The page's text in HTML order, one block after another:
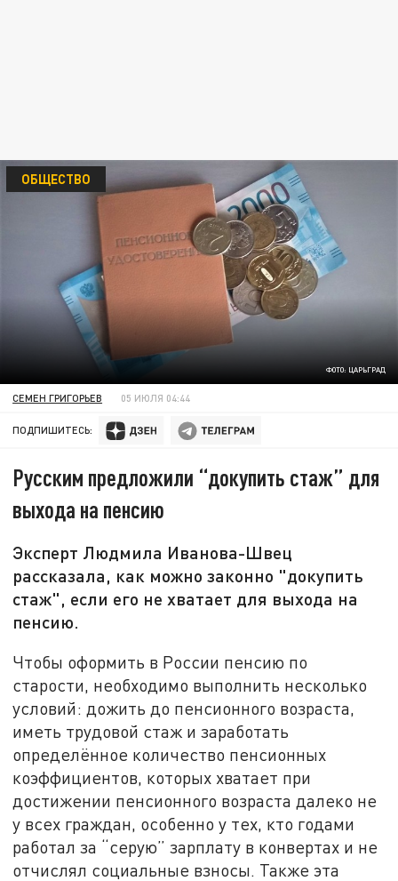
ФОТО: ЦАРЬГРАД
ОБЩЕСТВО
СЕМЕН ГРИГОРЬЕВ 05 ИЮЛЯ 04:44
ПОДПИШИТЕСЬ:
Русским предложили “докупить стаж” для
выхода на пенсию
Эксперт Людмила Иванова-Швец
рассказала, как можно законно "докупить
стаж", если его не хватает для выхода на
пенсию.
Чтобы оформить в России пенсию по
старости, необходимо выполнить несколько
условий: дожить до пенсионного возраста,
иметь трудовой стаж и заработать
определённое количество пенсионных
коэффициентов, которых хватает при
достижении пенсионного возраста далеко не
у всех граждан, особенно у тех, кто годами
работал за “серую” зарплату в конвертах и не
отчислял социальные взносы. Также эта